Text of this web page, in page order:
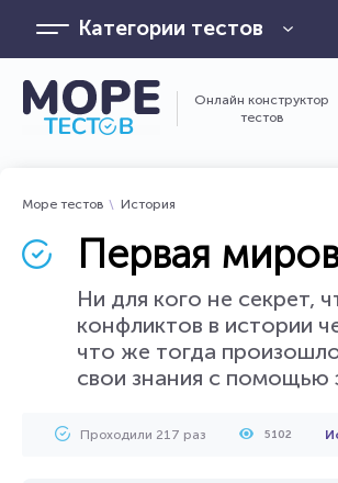
Категории тестов
Онлайн конструктор
тестов
Море тестов История
Первая
Ни для кого не секрет,
конфликтов в истории
что же тогда
свои знания с помощью
Проходили 217 раз 5102